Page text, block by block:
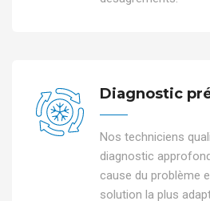
Diagnostic
Nos techniciens
diagnostic
cause du problème
solution la plus